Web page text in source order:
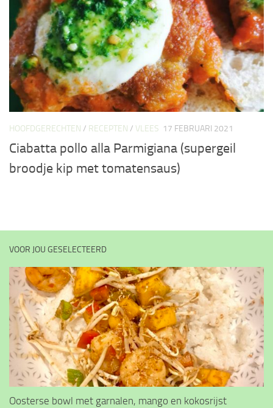
HOOFDGERECHTEN / RECEPTEN / VLEES 17 FEBRUARI 2021
Ciabatta pollo alla Parmigiana (supergeil
broodje kip met tomatensaus)
VOOR JOU GESELECTEERD
Oosterse bowl met garnalen, mango en kokosrijst